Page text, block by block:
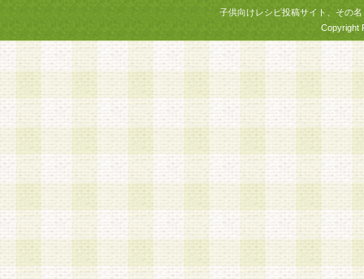
子供向けレシピ投稿サイト、その
Copyright